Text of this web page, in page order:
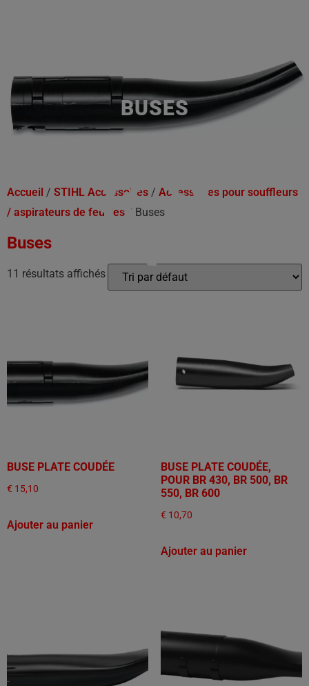
BUSES
Accueil / STIHL Accessoires / Accessoires pour souffleurs
/ aspirateurs de feuilles / Buses
Buses
11 résultats affichés
BUSE PLATE COUDÉE
€ 15,10
Ajouter au panier
BUSE PLATE COUDÉE,
POUR BR 430, BR 500, BR
550, BR 600
€ 10,70
Ajouter au panier